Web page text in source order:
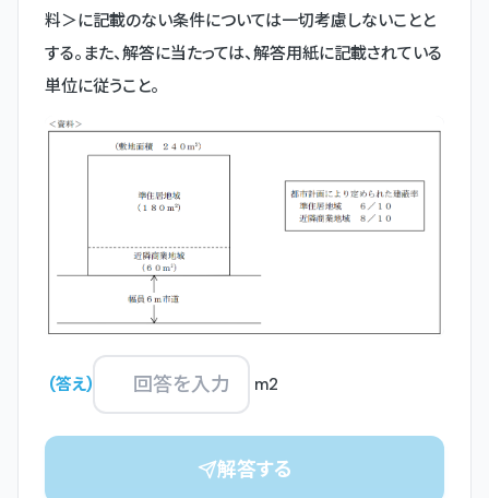
料＞に記載のない条件については一切考慮しないことと
する。また、解答に当たっては、解答用紙に記載されている
単位に従うこと。
(答え) m2
解答する